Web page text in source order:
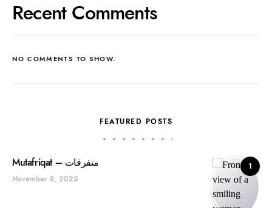
Recent Comments
NO COMMENTS TO SHOW.
FEATURED POSTS
1 Mutafriqat – متفرقات
November 8, 2025